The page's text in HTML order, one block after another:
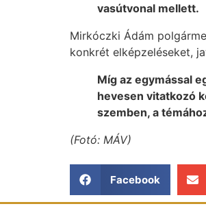
vasútvonal mellett.
Mirkóczki Ádám
konkrét elképzeléseket,
Míg az egymással
hevesen vitatkozó
szemben, a
(Fotó: MÁV)
Facebook